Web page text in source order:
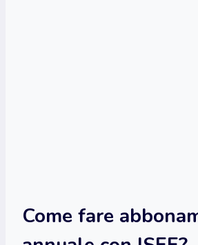
Come fare